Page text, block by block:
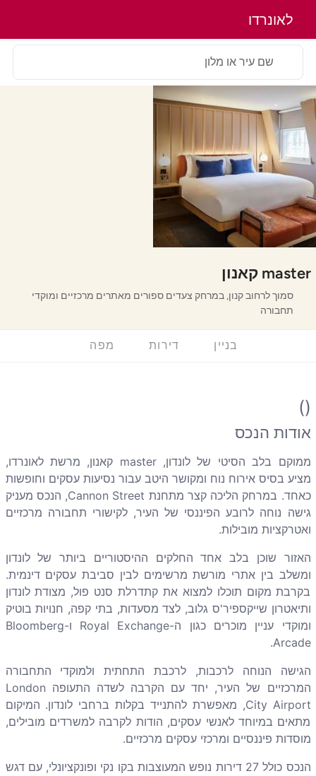
לאונרדו
master קאנון
סמוך לרחוב קנון, במרחק צעדים ספורים מאתרים מרכזיים ומוקדי
תחבורה
שם עיר או מלון
בניין דירות מפה
()
אודות הנכס
ממוקם בלב הסיטי של לונדון, master קאנון, מרשת לאונרדו,
מציע בסיס אירוח נוח ומקושר היטב עבור נסיעות עסקים וחופשות
כאחד. במרחק הליכה קצר מתחנת Cannon Street, הנכס מעניק
גישה נוחה לרובע הפיננסי של העיר, לקישורי תחבורה מרכזיים
ואטרקציות מובילות.
האזור שוכן בלב אחד החלקים ההיסטוריים ביותר של לונדון
ומשלב בין אתרי מורשת מרשימים לבין סביבת עסקים דינמית.
בקרבת מקום תוכלו למצוא את קתדרלת סנט פול, מצודת לונדון
ותיאטרון שייקספיר'ס גלוב, לצד מסעדות, בתי קפה, חנויות בוטיק
ומוקדי עניין מוכרים כגון ה-Royal Exchange ו-Bloomberg
Arcade.
הגישה הנוחה לרכבות, לרכבת התחתית ולמוקדי התחבורה
המרכזיים של העיר, יחד עם הקרבה לשדה התעופה London
City Airport, מאפשרת להתנייד בקלות ברחבי לונדון. המיקום
מתאים במיוחד לאנשי עסקים, הודות לקרבה למשרדים מובילים,
מוסדות פיננסיים ומרכזי עסקים מרכזיים.
הנכס כולל 27 דירות נופש המעוצבות בקו נקי ופונקציונלי, עם דגש